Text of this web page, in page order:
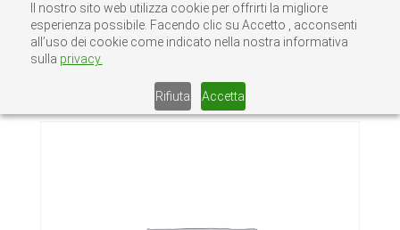
Il nostro sito web utilizza cookie per offrirti la migliore
esperienza possibile. Facendo clic su Accetto , acconsenti
all’uso dei cookie come indicato nella nostra informativa
sulla privacy.
Rifiuta Accetta
Home/Senza categoria
FILETTATA INOX M8